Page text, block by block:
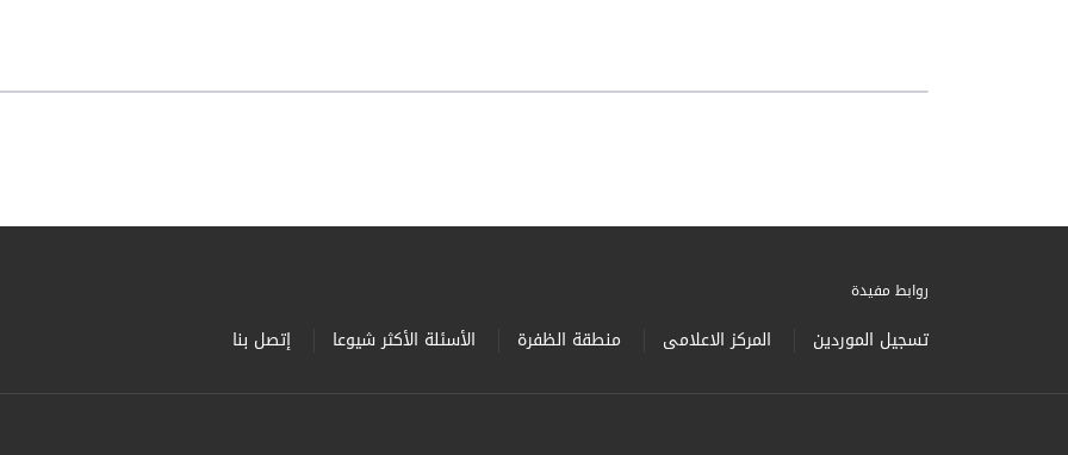
روابط مفيدة
تسجيل الموردين المركز الاعلامى منطقة الظفرة الأسئلة الأكثر شيوعا إتصل بنا